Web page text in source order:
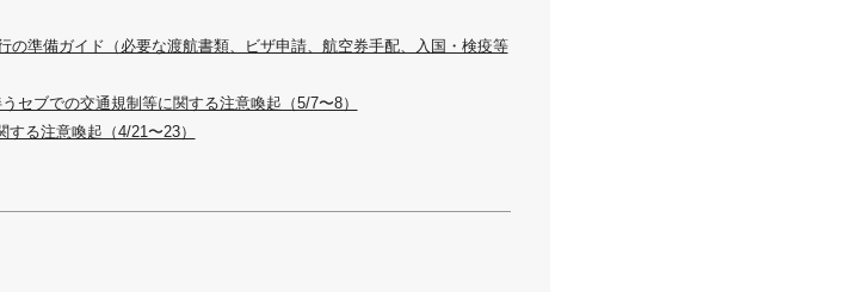
の準備ガイド（必要な渡航書類、ビザ申請、航空券手配、入国・検疫等
セブでの交通規制等に関する注意喚起（5/7〜8）
る注意喚起（4/21〜23）